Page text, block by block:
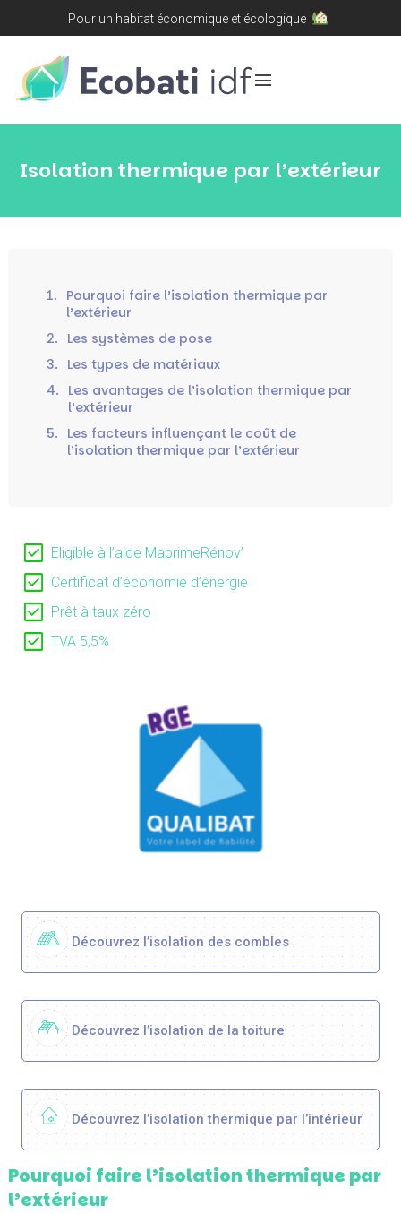
Pour un habitat économique et écologique
menu
Isolation thermique par l’extérieur
1. Pourquoi faire l’isolation thermique par
l’extérieur
2. Les systèmes de pose
3. Les types de matériaux
4. Les avantages de l’isolation thermique par
l’extérieur
5. Les facteurs influençant le coût de
l’isolation thermique par l’extérieur
Eligible à l’aide MaprimeRénov’
Certificat d’économie d’énergie
Prêt à taux zéro
TVA 5,5%
Découvrez l’isolation des combles
Découvrez l’isolation de la toiture
Découvrez l’isolation thermique par l’intérieur
Pourquoi faire l’isolation thermique par
l’extérieur